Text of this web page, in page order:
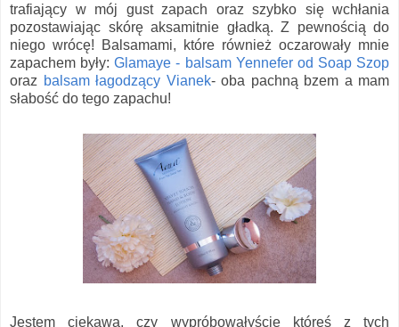
trafiający w mój gust zapach oraz szybko się wchłania
pozostawiając skórę aksamitnie gładką. Z pewnością do
niego wrócę! Balsamami, które również oczarowały mnie
zapachem były:Glamaye - balsam Yennefer od Soap Szop
oraz balsam łagodzący Vianek- oba pachną bzem a mam
słabość do tego zapachu!
Jestem ciekawa, czy wypróbowałyście któreś z tych